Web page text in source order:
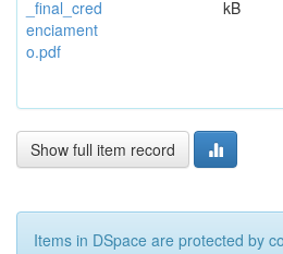
_final_cred
enciament
o.pdf
kB
Show full item record
Items in DSpace are protected by